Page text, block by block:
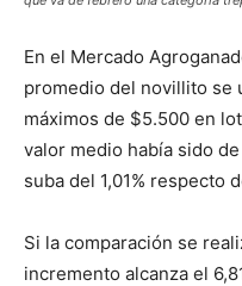
En el Mercado
promedio del novillito se
máximos de $5.500 en
valor medio había sido
suba del 1,01% respecto
Si la comparación se
incremento alcanza el